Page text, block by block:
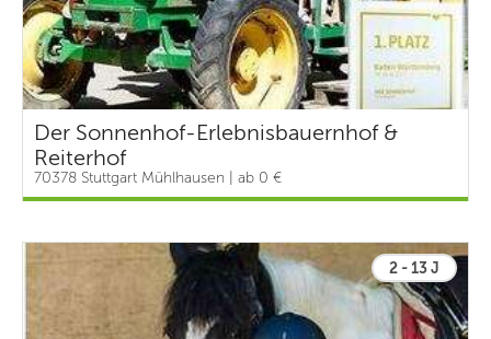
Der Sonnenhof-Erlebnisbauernhof &
Reiterhof
70378 Stuttgart Mühlhausen | ab 0 €
2 - 13 J